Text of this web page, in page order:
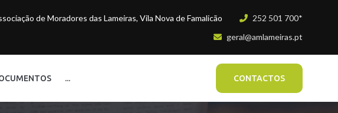
de Moradores das Lameiras, Vila Nova de Famalicão
252 501 700*
geral@amlameiras.pt
... CONTACTOS